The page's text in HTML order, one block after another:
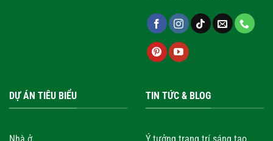
DỰ ÁN TIÊU BIỂU TIN TỨC & BLOG